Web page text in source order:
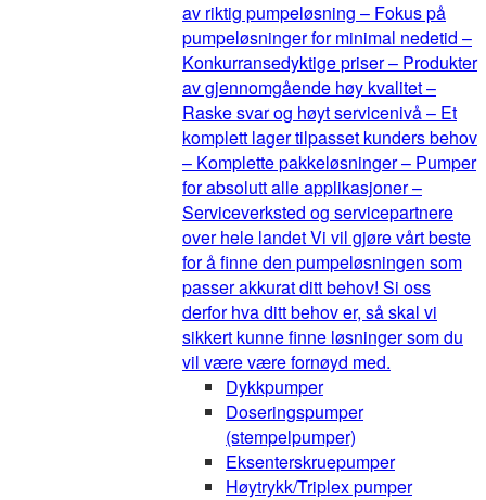
av riktig pumpeløsning – Fokus på
pumpeløsninger for minimal nedetid –
Konkurransedyktige priser – Produkter
av gjennomgående høy kvalitet –
Raske svar og høyt servicenivå – Et
komplett lager tilpasset kunders behov
– Komplette pakkeløsninger – Pumper
for absolutt alle applikasjoner –
Serviceverksted og servicepartnere
over hele landet Vi vil gjøre vårt beste
for å finne den pumpeløsningen som
passer akkurat ditt behov! Si oss
derfor hva ditt behov er, så skal vi
sikkert kunne finne løsninger som du
vil være være fornøyd med.
Dykkpumper
Doseringspumper
(stempelpumper)
Eksenterskruepumper
Høytrykk/Triplex pumper